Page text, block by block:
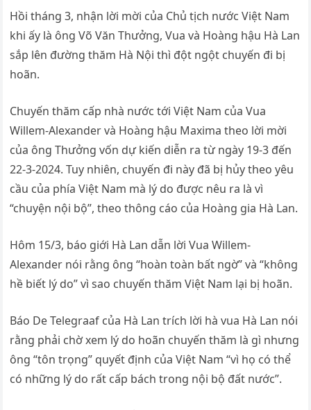
Hồi tháng 3, nhận lời mời của Chủ tịch nước Việt Nam
khi ấy là ông Võ Văn Thưởng, Vua và Hoàng hậu Hà Lan
sắp lên đường thăm Hà Nội thì đột ngột chuyến đi bị
hoãn.
Chuyến thăm cấp nhà nước tới Việt Nam của Vua
Willem-Alexander và Hoàng hậu Maxima theo lời mời
của ông Thưởng vốn dự kiến diễn ra từ ngày 19-3 đến
22-3-2024. Tuy nhiên, chuyến đi này đã bị hủy theo yêu
cầu của phía Việt Nam mà lý do được nêu ra là vì
“chuyện nội bộ”, theo thông cáo của Hoàng gia Hà Lan.
Hôm 15/3, báo giới Hà Lan dẫn lời Vua Willem-
Alexander nói rằng ông “hoàn toàn bất ngờ” và “không
hề biết lý do” vì sao chuyến thăm Việt Nam lại bị hoãn.
Báo De Telegraaf của Hà Lan trích lời hà vua Hà Lan nói
rằng phải chờ xem lý do hoãn chuyến thăm là gì nhưng
ông “tôn trọng” quyết định của Việt Nam “vì họ có thể
có những lý do rất cấp bách trong nội bộ đất nước”.